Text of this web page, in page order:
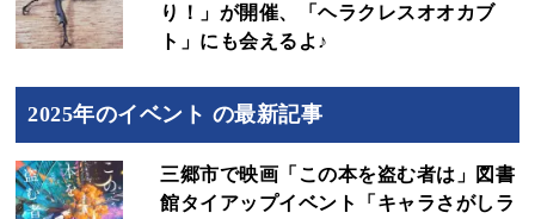
り！」が開催、「ヘラクレスオオカブ
ト」にも会えるよ♪
2025年のイベント の最新記事
三郷市で映画「この本を盗む者は」図書
館タイアップイベント「キャラさがしラ